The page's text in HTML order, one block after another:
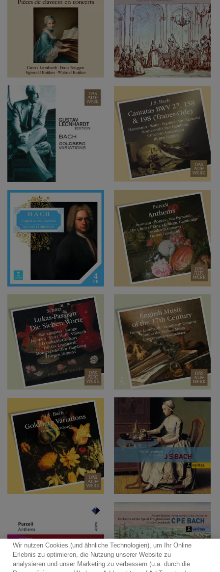
Wir nutzen Cookies (und ähnliche Technologien), um Ihr Online
Erlebnis zu optimieren, die Nutzung unserer Website zu
analysieren und unser Marketing zu verbessern (u.a. durch die